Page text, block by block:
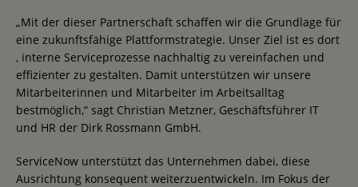
„Mit der dieser Partnerschaft schaffen wir die Grundlage für
eine zukunftsfähige Plattformstrategie. Unser Ziel ist es dort
, interne Serviceprozesse nachhaltig zu vereinfachen und
effizienter zu gestalten. Damit unterstützen wir unsere
Mitarbeiterinnen und Mitarbeiter im Arbeitsalltag
bestmöglich,“ sagt Christian Metzner, Geschäftsführer IT
und HR der Dirk Rossmann GmbH.
ServiceNow unterstützt das Unternehmen dabei, diese
Ausrichtung konsequent weiterzuentwickeln. Im Fokus der